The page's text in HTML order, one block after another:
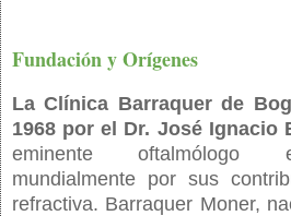
Fundación y Orígenes
La Clínica Barraquer de
1968 por el Dr. José Ignacio
eminente oftalmólogo
mundialmente por sus
refractiva. Barraquer Moner,